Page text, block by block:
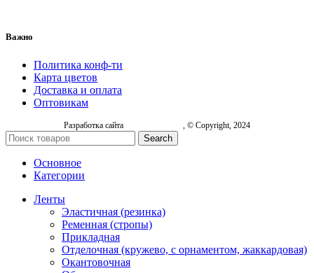
Важно
Политика конф-ти
Карта цветов
Доставка и оплата
Оптовикам
Разработка сайта , © Copyright, 2024
Search
Основное
Категории
Ленты
Эластичная (резинка)
Ременная (стропы)
Прикладная
Отделочная (кружево, с орнаментом, жаккардовая)
Окантовочная